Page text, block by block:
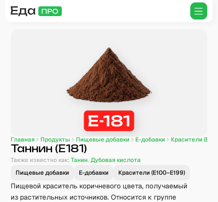
Главная Продукты Пищевые добавки E-добавки Красители
Таннин (E181)
Также известно как: Танин,Дубовая кислота
Пищевые добавки
E-добавки Красители (E100–E199)
Пищевой краситель коричневого цвета, получаемый
из растительных источников. Относится к группе